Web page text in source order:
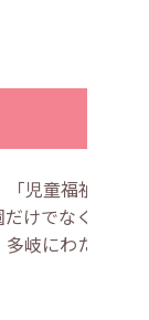
児童福祉事
けでなく、教
岐にわたる場